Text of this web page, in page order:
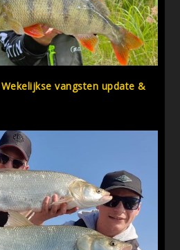
vangsten update &